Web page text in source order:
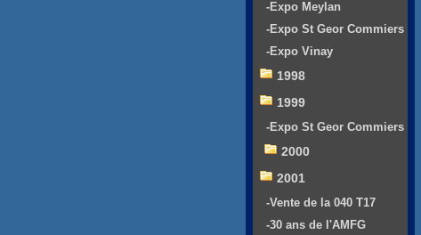
-Expo Meylan
-Expo St Geor Commiers
-Expo Vinay
1998
1999
-Expo St Geor Commiers
2000
2001
-Vente de la 040 T17
-30 ans de l'AMFG